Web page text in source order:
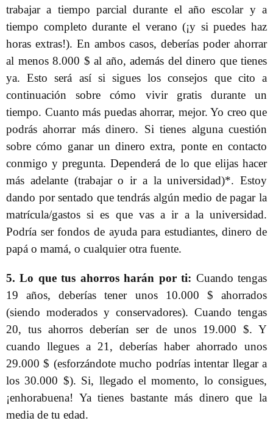
trabajar a tiempo parcial durante el año escolar y a
tiempo completo durante el verano (¡y si puedes haz
horas extras!). En ambos casos, deberías poder ahorrar
al menos 8.000 $ al año, además del dinero que tienes
ya. Esto será así si sigues los consejos que cito a
continuación sobre cómo vivir gratis durante un
tiempo. Cuanto más puedas ahorrar, mejor. Yo creo que
podrás ahorrar más dinero. Si tienes alguna cuestión
sobre cómo ganar un dinero extra, ponte en contacto
conmigo y pregunta. Dependerá de lo que elijas hacer
más adelante (trabajar o ir a la universidad)*. Estoy
dando por sentado que tendrás algún medio de pagar la
matrícula/gastos si es que vas a ir a la universidad.
Podría ser fondos de ayuda para estudiantes, dinero de
papá o mamá, o cualquier otra fuente.
5. Lo que tus ahorros harán por ti: Cuando tengas
19 años, deberías tener unos 10.000 $ ahorrados
(siendo moderados y conservadores). Cuando tengas
20, tus ahorros deberían ser de unos 19.000 $. Y
cuando llegues a 21, deberías haber ahorrado unos
29.000 $ (esforzándote mucho podrías intentar llegar a
los 30.000 $). Si, llegado el momento, lo consigues,
¡enhorabuena! Ya tienes bastante más dinero que la
media de tu edad.